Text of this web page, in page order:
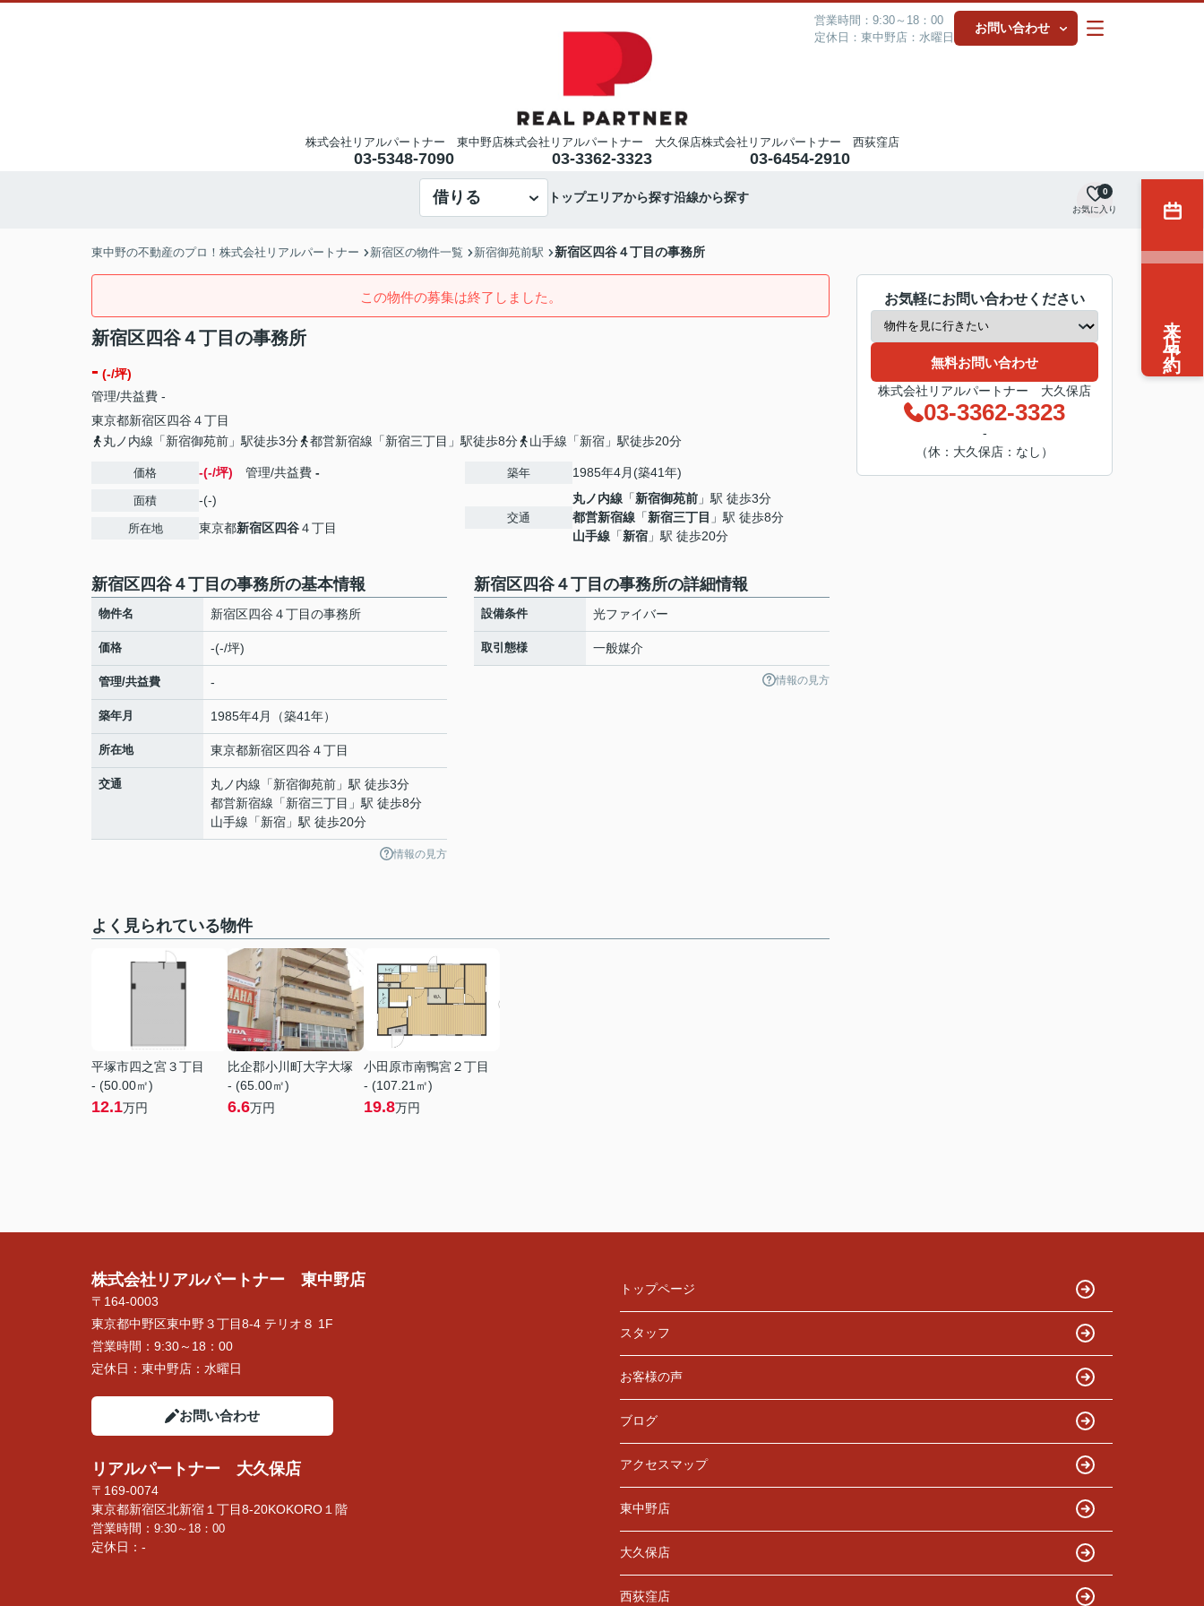
営業時間：9:30～18：00
定休日：東中野店：水曜日
お問い合わせ
株式会社リアルパートナー 東中野店
03-5348-7090
株式会社リアルパートナー 大久保店
03-3362-3323
株式会社リアルパートナー 西荻窪店
03-6454-2910
借りる トップエリアから探す沿線から探す
お気に入り
0
東中野の不動産のプロ！株式会社リアルパートナー 新宿区の物件一覧 新宿御苑前駅 新宿区四谷４丁目の事務所
この物件の募集は終了しました。
新宿区四谷４丁目の事務所
- (-/坪)
管理/共益費 -
東京都新宿区四谷 ４丁目
丸ノ内線「新宿御苑前」駅徒歩3分
都営新宿線「新宿三丁目」駅徒歩8分 山手線「新宿」駅徒歩20分
価格 -(-/坪) 管理/共益費 -
面積 -(-)
所在地 東京都新宿区四谷４丁目
築年 1985年4月(築41年)
交通
丸ノ内線 「新宿御苑前 」駅 徒歩3分
都営新宿線 「新宿三丁目 」駅 徒歩8分
山手線 「新宿 」駅 徒歩20分
新宿区四谷４丁目の事務所の基本情報
物件名 新宿区四谷４丁目の事務所
価格 -(-/坪)
管理/共益費 -
築年月 1985年4月（築41年）
所在地 東京都新宿区四谷 ４丁目
交通 丸ノ内線 「新宿御苑前 」駅 徒歩3分
都営新宿線 「新宿三丁目 」駅 徒歩8分
山手線 「新宿 」駅 徒歩20分
情報の見方
新宿区四谷４丁目の事務所の詳細情報
設備条件 光ファイバー
取引態様 一般媒介
情報の見方
よく見られている物件
平塚市四之宮３丁目
- (50.00㎡)
12.1万円
比企郡小川町大字大塚
- (65.00㎡)
6.6万円
小田原市南鴨宮２丁目
- (107.21㎡)
19.8万円
お気軽にお問い合わせください
無料お問い合わせ
株式会社リアルパートナー 大久保店
03-3362-3323
-
（休：大久保店：なし）
来店予約
株式会社リアルパートナー 東中野店
〒164-0003
東京都中野区東中野３丁目8-4 テリオ８ 1F
営業時間： 9:30～18：00
定休日： 東中野店：水曜日
お問い合わせ
リアルパートナー 大久保店
〒169-0074
東京都新宿区北新宿１丁目8-20KOKORO１階
営業時間： 9:30～18：00
定休日：-
トップページ
スタッフ
お客様の声
ブログ
アクセスマップ
東中野店
大久保店
西荻窪店